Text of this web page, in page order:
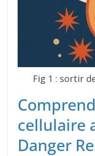
Fig 1 : sortir
cellulaire
Danger